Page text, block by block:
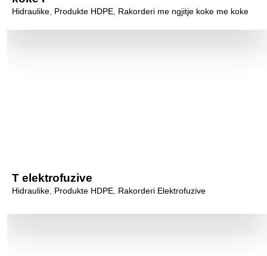
Hidraulike, Produkte HDPE, Rakorderi me ngjitje koke me koke
T elektrofuzive
Hidraulike Produkte HDPE Rakorderi Elektrofuzive